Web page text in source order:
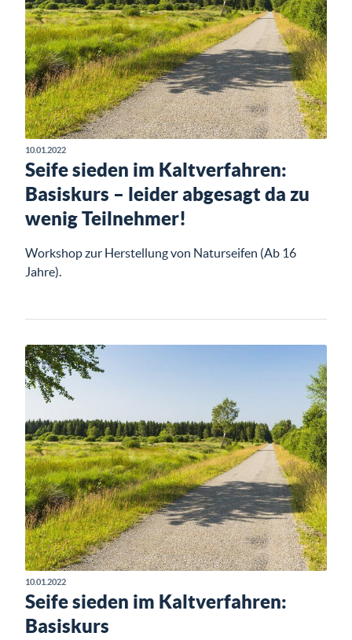
10.01.2022
Seife sieden im Kaltverfahren:
Basiskurs – leider abgesagt da zu
wenig Teilnehmer!
Workshop zur Herstellung von Naturseifen (Ab 16
Jahre).
10.01.2022
Seife sieden im Kaltverfahren:
Basiskurs